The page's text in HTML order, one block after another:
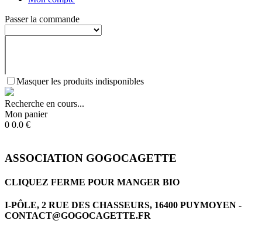
Passer la commande
Masquer les produits indisponibles
Recherche en cours...
Mon panier
0 0.0 €
ASSOCIATION GOGOCAGETTE
CLIQUEZ FERME POUR MANGER BIO
I-PÔLE, 2 RUE DES CHASSEURS, 16400 PUYMOYEN -
CONTACT@GOGOCAGETTE.FR